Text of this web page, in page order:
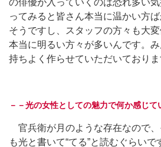
ってみると皆さん本当に温かい方
そうですし、スタッフの方々も大
本当に明るい方々が多いんです。
持ちよく作らせていただいておりま
－－光の女性としての魅力で何か感じて
官兵衛が月のような存在なので
も光と書いて“てる”と読むぐらい